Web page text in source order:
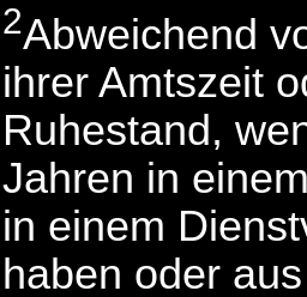
2Abweichend
ihrer Amtszeit
Ruhestand,
Jahren in einem
in einem
haben oder